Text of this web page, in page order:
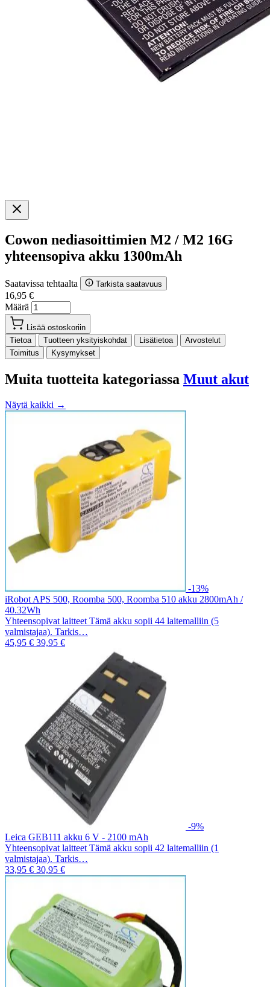
Cowon nediasoittimien M2 / M2 16G
yhteensopiva akku 1300mAh
Saatavissa tehtaalta Tarkista saatavuus
16,95 €
Määrä
Lisää ostoskoriin
Tietoa
Tuotteen yksityiskohdat Lisätietoa
Arvostelut
Toimitus
Kysymykset
Muita tuotteita kategoriassa Muut akut
Näytä kaikki →
-13%
iRobot APS 500, Roomba 500, Roomba 510 akku 2800mAh /
40.32Wh
Yhteensopivat laitteet Tämä akku sopii 44 laitemalliin (5
valmistajaa). Tarkis…
45,95 € 39,95 €
-9%
Leica GEB111 akku 6 V - 2100 mAh
Yhteensopivat laitteet Tämä akku sopii 42 laitemalliin (1
valmistajaa). Tarkis…
33,95 € 30,95 €